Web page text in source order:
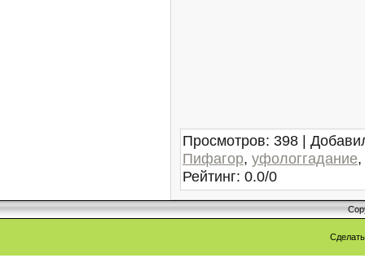
Просмотров: 398 |
Пифагор, уфологгадание,
Рейтинг: 0.0/0